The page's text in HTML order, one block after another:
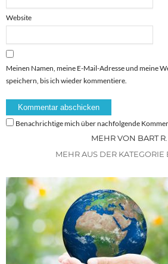
Website
Meinen Namen, meine E-Mail-Adresse und meine
speichern, bis ich wieder kommentiere.
Benachrichtige mich über nachfolgende
MEHR VON BART R.
MEHR AUS DER KATEGORIE